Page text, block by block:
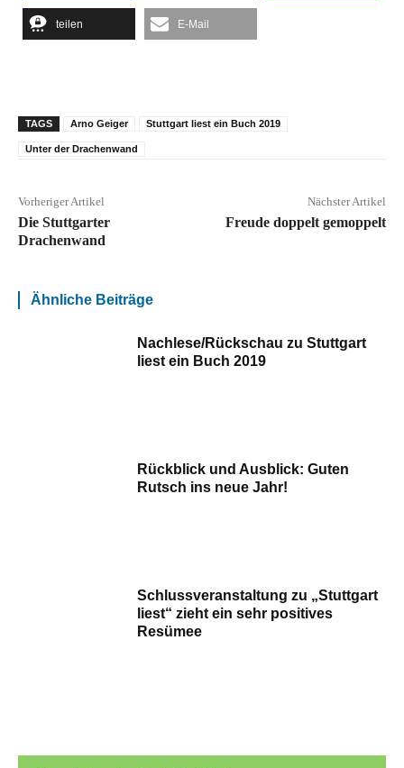
teilen E-Mail
TAGS Arno Geiger Stuttgart liest ein Buch 2019
Unter der Drachenwand
Vorheriger Artikel
Die Stuttgarter
Drachenwand
Nächster Artikel
Freude doppelt gemoppelt
Ähnliche Beiträge
Nachlese/Rückschau zu Stuttgart
liest ein Buch 2019
Rückblick und Ausblick: Guten
Rutsch ins neue Jahr!
Schlussveranstaltung zu „Stuttgart
liest“ zieht ein sehr positives
Resümee